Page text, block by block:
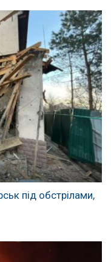
під обстрілами,